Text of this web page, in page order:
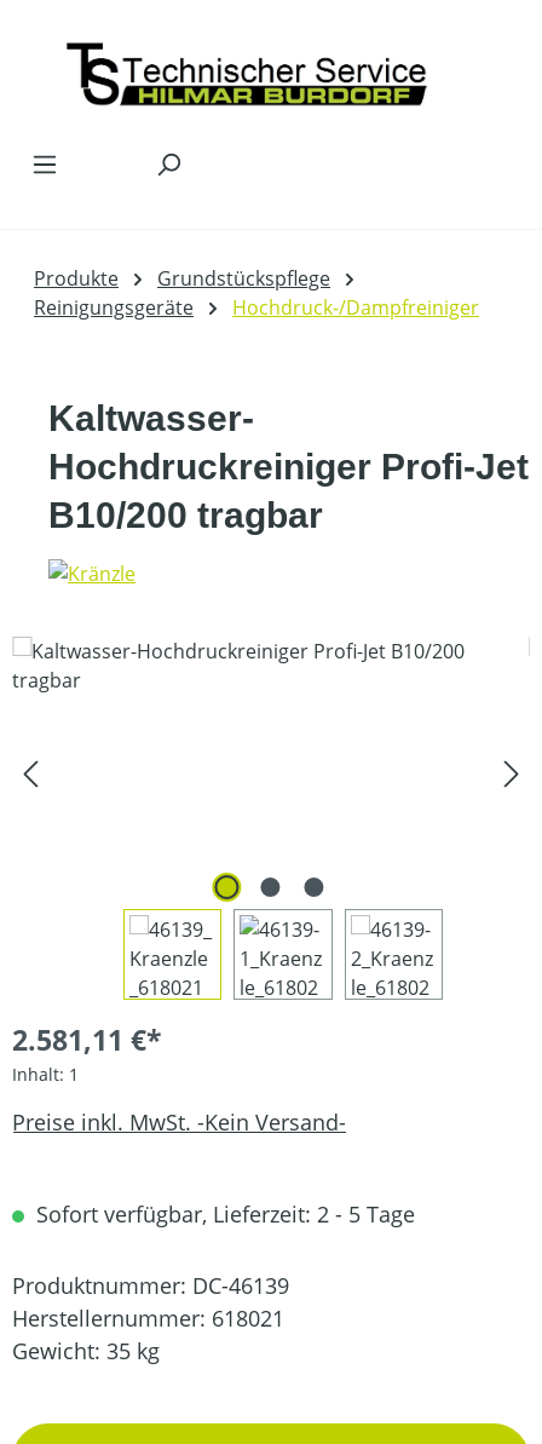
Produkte
Grundstückspflege
Reinigungsgeräte
Hochdruck-/Dampfreiniger
Kaltwasser-
Hochdruckreiniger Profi-Jet
B10/200 tragbar
Bildergalerie überspringen
2.581,11 €*
Inhalt: 1
Preise inkl. MwSt. -Kein Versand-
Sofort verfügbar, Lieferzeit: 2 - 5 Tage
Produktnummer: DC-46139
Herstellernummer: 618021
Gewicht: 35 kg